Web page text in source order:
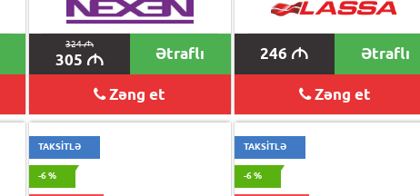
324M
305 M Ətraflı
Zəng et
246 M Ətraflı
Zəng et
TAKSİTLƏ
-6 %
TAKSİTLƏ
-6 %